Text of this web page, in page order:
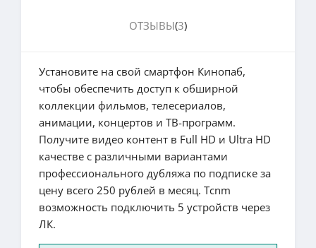
ОТЗЫВЫ(3)
Установите на свой смартфон Кинопаб,
чтобы обеспечить доступ к обширной
коллекции фильмов, телесериалов,
анимации, концертов и ТВ-программ.
Получите видео контент в Full HD и Ultra HD
качестве с различными вариантами
профессионального дубляжа по подписке за
цену всего 250 рублей в месяц. Tcnm
возможность подключить 5 устройств через
ЛК.